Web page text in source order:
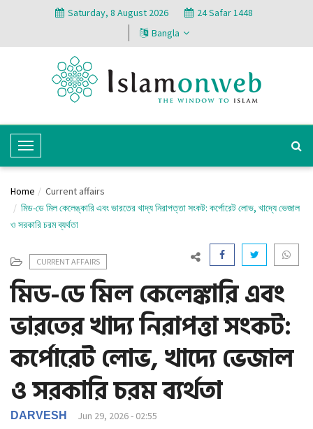
Saturday, 8 August 2026
24 Safar 1448
Bangla
T
o
g
l
e
a
v
i
g
a
t
i
n
Home
Current affairs
মিড-ডে মিল কেলেঙ্কারি এবং ভারতের খাদ্য নিরাপত্তা সংকট: কর্পোরেট লোভ, খাদ্যে ভেজাল
ও সরকারি চরম ব্যর্থতা
CURRENT AFFAIRS
মিড-ডে মিল কেলেঙ্কারি এবং
ভারতের খাদ্য নিরাপত্তা সংকট:
কর্পোরেট লোভ, খাদ্যে ভেজাল
ও সরকারি চরম ব্যর্থতা
DARVESH Jun 29, 2026 - 02:55